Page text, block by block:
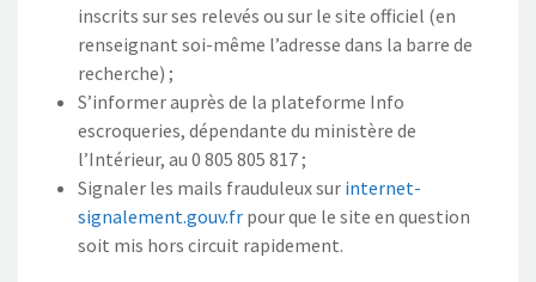
inscrits sur ses relevés ou sur le site officiel (en
renseignant soi-même l’adresse dans la barre de
recherche) ;
S’informer auprès de la plateforme Info
escroqueries, dépendante du ministère de
l’Intérieur, au 0 805 805 817 ;
Signaler les mails frauduleux sur internet-
signalement.gouv.fr pour que le site en question
soit mis hors circuit rapidement.